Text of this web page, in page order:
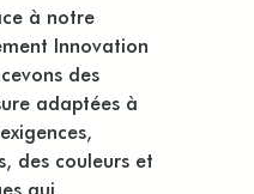
à notre
Innovation
des
adaptées à
des couleurs et
qui